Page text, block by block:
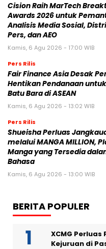
Cision Raih MarTech
Awards 2026 untuk
Analisis Media Sosial,
Pers, dan AEO
Kamis, 6 Agu 2026 - 17:00 WIB
Pers Rilis
Fair Finance Asia Desak
Hentikan Pendanaan
Batu Bara di ASEAN
Kamis, 6 Agu 2026 - 13:02 WIB
Pers Rilis
Shueisha Perluas
melalui MANGA MILLION,
Manga yang Tersedia
Bahasa
Kamis, 6 Agu 2026 - 13:00 WIB
BERITA POPULER
XCMG
Kejuruan di